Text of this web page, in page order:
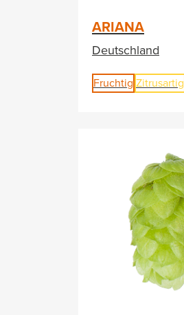
ARIANA
Deutschland
Fruchtig Zitrusartig